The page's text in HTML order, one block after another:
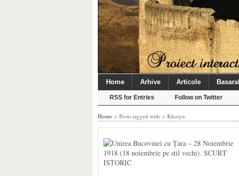
Home Arhive Articole
RSS for Entries Follow on Twitter
Home » Posts tagged with » Khotyn